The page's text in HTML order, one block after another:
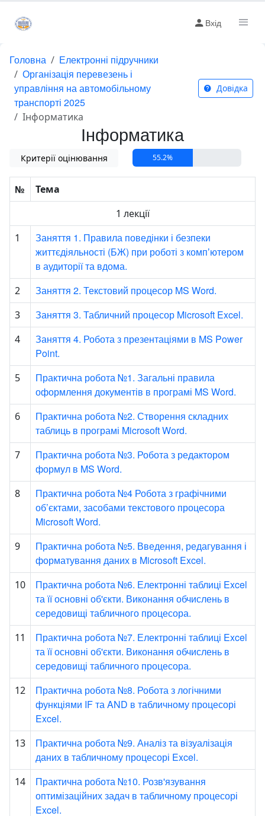
Вхід
Головна
Електронні підручники
Організація перевезень і
управління на автомобільному
транспорті 2025
Інформатика
Довідка
Інформатика
Критерії оцінювання 55.2%
№
Тема
1 лекції
1
Заняття 1. Правила поведінки і безпеки
життєдіяльності (БЖ) при роботі з компʼютером
в аудиторії та вдома.
2 Заняття 2. Текстовий процесор MS Word.
3 Заняття 3. Табличний процесор Microsoft Excel.
4
Заняття 4. Робота з презентаціями в MS Power
Point.
5
Практична робота №1. Загальні правила
оформлення документів в програмі MS Word.
6
Практична робота №2. Створення складних
таблиць в програмі Microsoft Word.
7
Практична робота №3. Робота з редактором
формул в MS Word.
8
Практична робота №4 Робота з графічними
об’єктами, засобами текстового процесора
Microsoft Word.
9
Практична робота №5. Введення, редагування і
форматування даних в Microsoft Excel.
10
Практична робота №6. Електронні таблиці Excel
та її основні об'єкти. Виконання обчислень в
середовищі табличного процесора.
11
Практична робота №7. Електронні таблиці Excel
та її основні об'єкти. Виконання обчислень в
середовищі табличного процесора.
12
Практична робота №8. Робота з логічними
функціями IF та AND в табличному процесорі
Excel.
13
Практична робота №9. Аналіз та візуалізація
даних в табличному процесорі Excel.
14
Практична робота №10. Розв'язування
оптимізаційних задач в табличному процесорі
Excel.